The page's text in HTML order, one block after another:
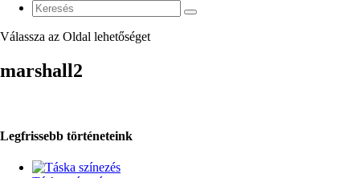
Válassza az Oldal lehetőséget
marshall2
Legfrissebb történeteink